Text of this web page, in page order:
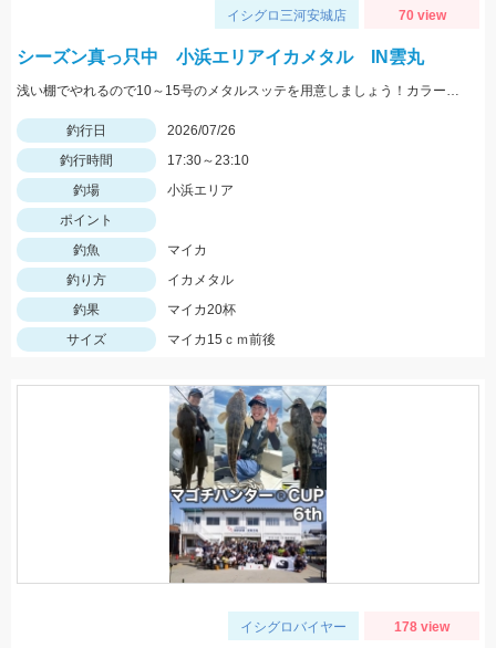
イシグロ三河安城店 70 view
シーズン真っ只中 小浜エリアイカメタル IN雲丸
浅い棚でやれるので10～15号のメタルスッテを用意しましょう！カラーはピンクが良く当たりました！
釣行日
2026/07/26
釣行時間
17:30～23:10
釣場
小浜エリア
ポイント
釣魚
マイカ
釣り方
イカメタル
釣果
マイカ20杯
サイズ
マイカ15ｃｍ前後
イシグロバイヤー 178 view